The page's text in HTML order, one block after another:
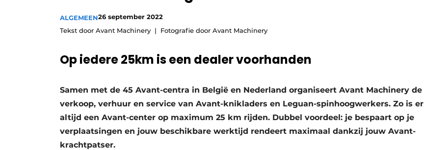
Vacature aanmelden
Video’s
ALGEMEEN26 september 2022
Tekst door Avant Machinery
Fotografie door Avant Machinery
Op iedere 25km is een dealer voorhanden
Samen met de 45 Avant-centra in België en Nederland organiseert Avant Machinery de
verkoop, verhuur en service van Avant-knikladers en Leguan-spinhoogwerkers. Zo is er
altijd een Avant-center op maximum 25 km rijden. Dubbel voordeel: je bespaart op je
verplaatsingen en jouw beschikbare werktijd rendeert maximaal dankzij jouw Avant-
krachtpatser.